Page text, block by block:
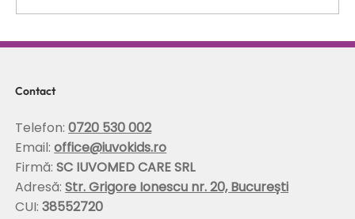
Scolioza la copii: rolul terapiei Schroth in
coloanei
Contact
Telefon:0720 530 002
Email:office@iuvokids.ro
Firmă:SC IUVOMED CARE SRL
Adresă:Str. Grigore Ionescu nr. 20, București
CUI:38552720